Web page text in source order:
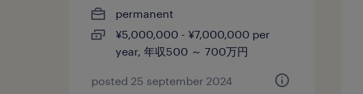
permanent
¥5,000,000 - ¥7,000,000 per
year, 年収500 ～ 700万円
posted 25 september 2024